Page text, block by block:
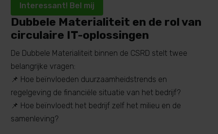
Interessant! Bel mij
Dubbele Materialiteit en de rol van
circulaire IT-oplossingen
De Dubbele Materialiteit binnen de CSRD stelt twee
belangrijke vragen:
📌 Hoe beïnvloeden duurzaamheidstrends en
regelgeving de financiële situatie van het bedrijf?
📌 Hoe beïnvloedt het bedrijf zelf het milieu en de
samenleving?